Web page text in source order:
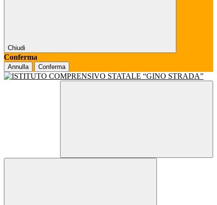
Chiudi
Conferma
Annulla Conferma